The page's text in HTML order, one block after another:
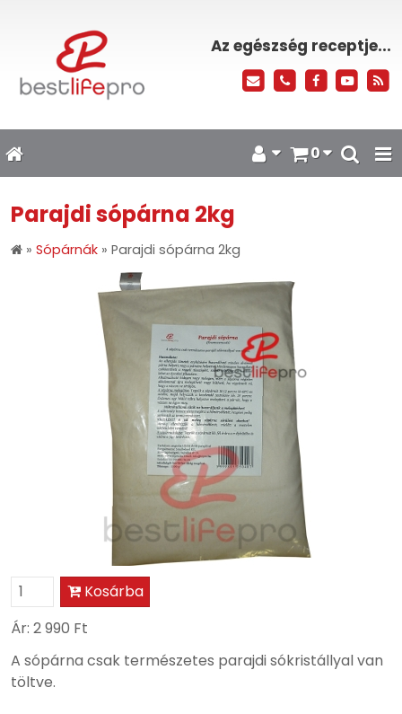
Az egészség receptje...
0
Parajdi sópárna 2kg
» Sópárnák » Parajdi sópárna 2kg
Kosárba
Ár: 2 990 Ft
A sópárna csak természetes parajdi sókristállyal van
töltve.